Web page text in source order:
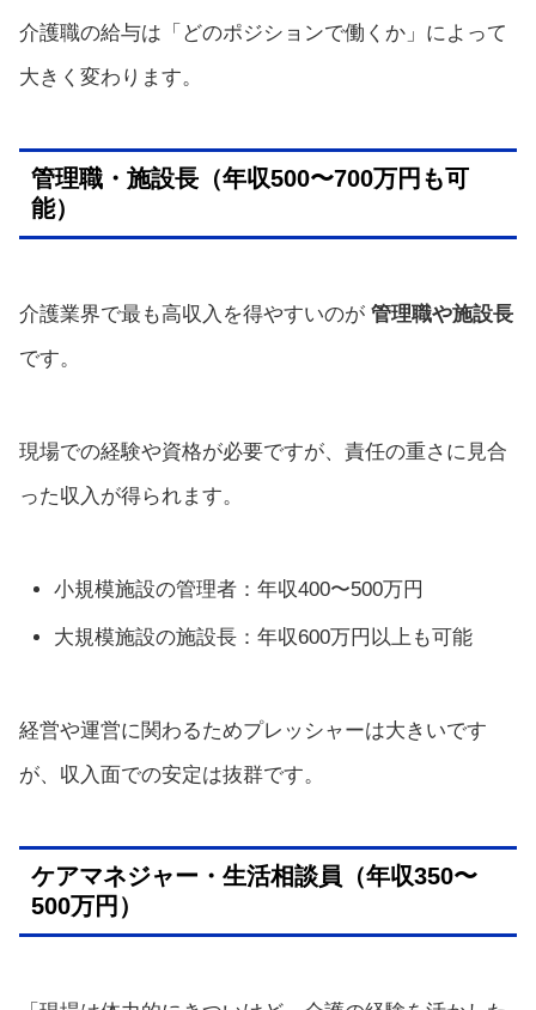
介護職の給与は「どのポジションで働くか」によって
大きく変わります。
管理職・施設長（年収500〜700万円も可
能）
介護業界で最も高収入を得やすいのが 管理職や施設長
です。
現場での経験や資格が必要ですが、責任の重さに見合
った収入が得られます。
小規模施設の管理者：年収400〜500万円
大規模施設の施設長：年収600万円以上も可能
経営や運営に関わるためプレッシャーは大きいです
が、収入面での安定は抜群です。
ケアマネジャー・生活相談員（年収350〜
500万円）